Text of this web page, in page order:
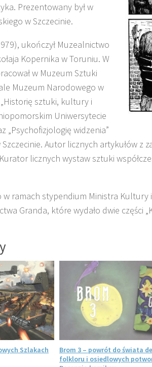
Prezentowany był w
w Szczecinie.
ukończył Muzealnictwo
Kopernika w Toruniu. W
w Muzeum Sztuki
Muzeum Narodowego w
„Historię sztuki, kultury i
Uniwersytecie
„Psychofizjologię widzenia”
Szczecinie. Autor licznych artykułów
licznych wystaw sztuki
ramach stypendium Ministra
Granda, które wydało dwie części
Szlakach
Brom 3 – powrót do świata
folkloru i osiedlowych